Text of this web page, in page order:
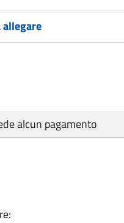
alcun pagamento